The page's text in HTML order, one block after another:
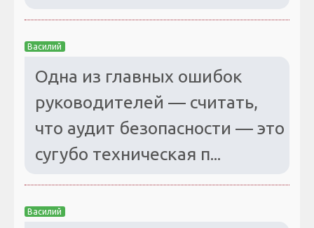
Василий
Одна из главных ошибок
руководителей — считать,
что аудит безопасности — это
сугубо техническая п...
Василий